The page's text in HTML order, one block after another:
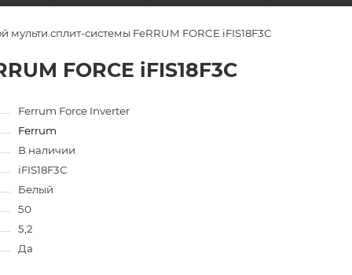
сплит-системы FeRRUM FORCE iFIS18F3С
FORCE iFIS18F3С
Ferrum Force Inverter
Ferrum
В наличии
iFIS18F3С
Белый
50
5,2
Да